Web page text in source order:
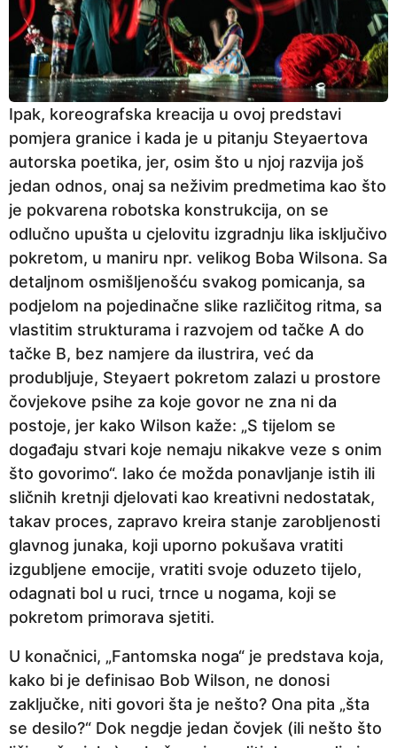
Ipak, koreografska kreacija u ovoj predstavi
pomjera granice i kada je u pitanju Steyaertova
autorska poetika, jer, osim što u njoj razvija još
jedan odnos, onaj sa neživim predmetima kao što
je pokvarena robotska konstrukcija, on se
odlučno upušta u cjelovitu izgradnju lika isključivo
pokretom, u maniru npr. velikog Boba Wilsona. Sa
detaljnom osmišljenošću svakog pomicanja, sa
podjelom na pojedinačne slike različitog ritma, sa
vlastitim strukturama i razvojem od tačke A do
tačke B, bez namjere da ilustrira, već da
produbljuje, Steyaert pokretom zalazi u prostore
čovjekove psihe za koje govor ne zna ni da
postoje, jer kako Wilson kaže: „S tijelom se
događaju stvari koje nemaju nikakve veze s onim
što govorimo“. Iako će možda ponavljanje istih ili
sličnih kretnji djelovati kao kreativni nedostatak,
takav proces, zapravo kreira stanje zarobljenosti
glavnog junaka, koji uporno pokušava vratiti
izgubljene emocije, vratiti svoje oduzeto tijelo,
odagnati bol u ruci, trnce u nogama, koji se
pokretom primorava sjetiti.
U konačnici, „Fantomska noga“ je predstava koja,
kako bi je definisao Bob Wilson, ne donosi
zaključke, niti govori šta je nešto? Ona pita „šta
se desilo?“ Dok negdje jedan čovjek (ili nešto što